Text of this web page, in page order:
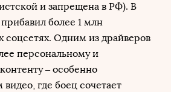
и запрещена в РФ). В
более 1 млн
соцсетях. Одним из драйверов
персональному и
– особенно
где боец сочетает